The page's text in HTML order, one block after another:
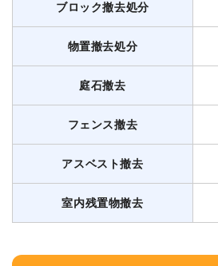
ブロック撤去処分
物置撤去処分
庭石撤去
フェンス撤去
アスベスト撤去
室内残置物撤去